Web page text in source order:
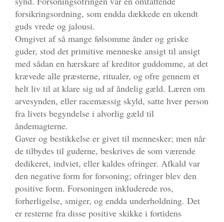
forsikringsordning, som endda dækkede en ukendt
guds vrede og jalousi.
Omgivet af så mange følsomme ånder og griske
guder, stod det primitive menneske ansigt til ansigt
med sådan en hærskare af kreditor guddomme, at det
krævede alle præsterne, ritualer, og ofre gennem et
helt liv til at klare sig ud af åndelig gæld. Læren om
arvesynden, eller racemæssig skyld, satte hver person
fra livets begyndelse i alvorlig gæld til
åndemagterne.
Gaver og bestikkelse er givet til mennesker; men når
de tilbydes til guderne, beskrives de som værende
dedikeret, indviet, eller kaldes ofringer. Afkald var
den negative form for forsoning; ofringer blev den
positive form. Forsoningen inkluderede ros,
forherligelse, smiger, og endda underholdning. Det
er resterne fra disse positive skikke i fortidens